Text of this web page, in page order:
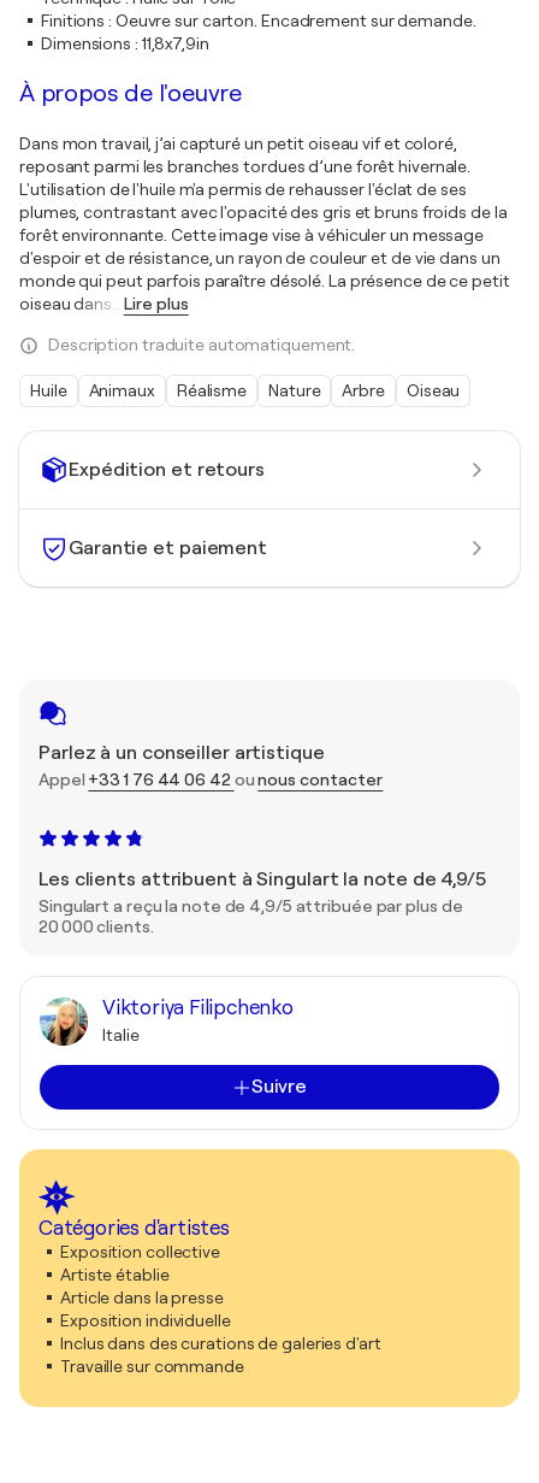
Expédition et retours
Garantie et paiement
Parlez à un conseiller artistique
Appel +33 1 76 44 06 42 ounous contacter
Les clients attribuent à Singulart la note de 4,9/5
Singulart a reçu la note de 4,9/5 attribuée par plus de
20 000 clients.
Viktoriya Filipchenko
Italie
Suivre
Catégories d'artistes
Exposition collective
Artiste établie
Article dans la presse
Exposition individuelle
Inclus dans des curations de galeries d'art
Travaille sur commande
Finitions : Oeuvre sur carton. Encadrement sur demande.
Dimensions : 11,8x7,9in
À propos de l'oeuvre
Dans mon travail, j’ai capturé un petit oiseau vif et coloré,
reposant parmi les branches tordues d’une forêt hivernale.
L'utilisation de l'huile m'a permis de rehausser l'éclat de ses
plumes, contrastant avec l'opacité des gris et bruns froids de la
forêt environnante. Cette image vise à véhiculer un message
d'espoir et de résistance, un rayon de couleur et de vie dans un
monde qui peut parfois paraître désolé. La présence de ce petit
oiseau dans
Lire plus
Description traduite automatiquement.
Huile Animaux Réalisme Nature Arbre Oiseau